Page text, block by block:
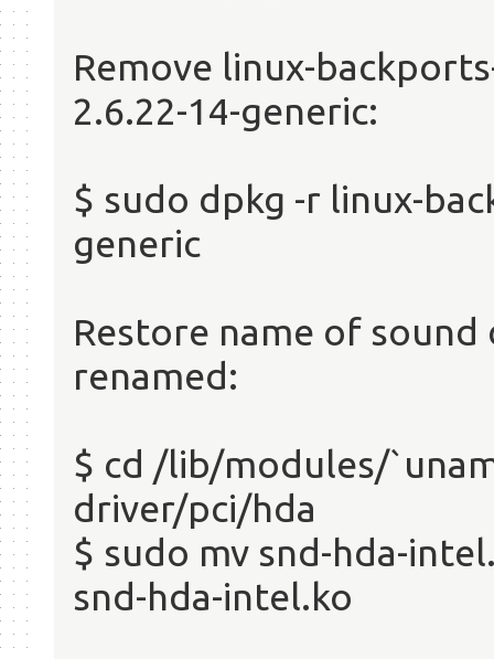
Remove linux-
2.6.22-14-generic:
$ sudo dpkg -r linux-
generic
Restore name of
renamed:
$ cd /lib/modules/
driver/pci/hda
$ sudo mv snd-hda-
snd-hda-intel.ko